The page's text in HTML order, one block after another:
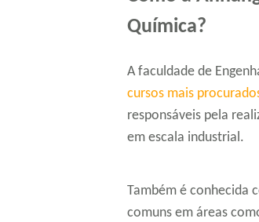
Química?
A faculdade de
cursos mais
responsáveis pela
em escala industrial.
Também é conhecida
comuns em áreas